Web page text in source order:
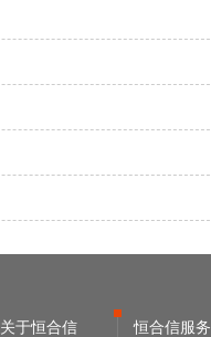
关于恒合信 恒合信服务